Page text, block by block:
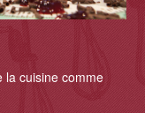
la cuisine comme